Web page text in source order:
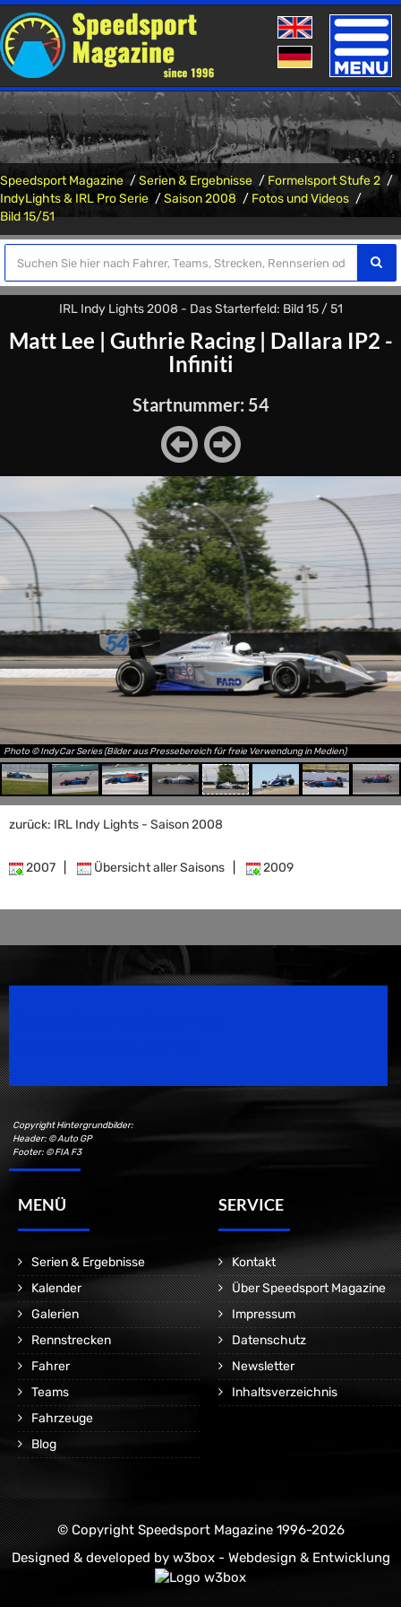
Toggle
Speedsport Magazine Serien & Ergebnisse
Formelsport Stufe 2
IndyLights & IRL Pro Serie
Saison 2008
Fotos und Videos
Bild 15/51
IRL Indy Lights 2008 - Das Starterfeld: Bild 15 / 51
Matt Lee | Guthrie Racing| Dallara IP2 -
Infiniti
Startnummer: 54
Photo © IndyCar Series (Bilder aus Pressebereich für freie Verwendung in Medien)
zurück: IRL Indy Lights - Saison 2008
2007 Übersicht aller Saisons 2009
Copyright Hintergrundbilder:
Header: © Auto GP
Footer: © FIA F3
MENÜ
Serien & Ergebnisse
Kalender
Galerien
Rennstrecken
Fahrer
Teams
Fahrzeuge
Blog
SERVICE
Kontakt
Über Speedsport Magazine
Impressum
Datenschutz
Newsletter
Inhaltsverzeichnis
© Copyright Speedsport Magazine 1996-2026
Designed & developed by w3box - Webdesign & Entwicklung